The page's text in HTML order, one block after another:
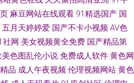
麻豆网站在线观看 91精选国产 国
五月天婷婷爱 国产不卡小视频 AV色
社网 美女视频黄全免费 国产精品第
美色图乱伦小说 免费成人软件 黄色网
品 成人午夜视频 伦理视频网站 黄色